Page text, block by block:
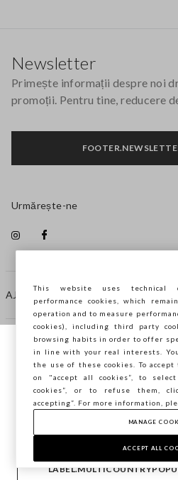
AJUTOR
COMPANIE
CONTACTE
Newsletter
Primește informații despre noi
promoții. Pentru tine, reducere
Urmărește-ne
Copyright © Ovs S.p.A. P.Iva
290.923.470 -
Navighezi pe STEFANEL
salvezi locația ta?
This website uses technical
performance cookies, which
operation and to measure
cookies), including third party
browsing habits in order to offer
in line with your real interests.
the use of these cookies. To
on "accept all cookies”, to
cookies”, or to refuse them,
accepting”. For more information,
MANAGE
ACCEPT ALL